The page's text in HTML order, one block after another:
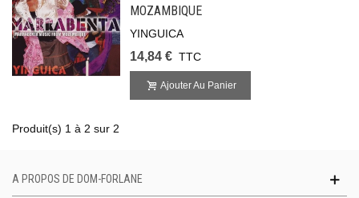
MOZAMBIQUE
YINGUICA
14,84 € TTC
Ajouter Au Panier
Produit(s) 1 à 2 sur 2
A PROPOS DE DOM-FORLANE